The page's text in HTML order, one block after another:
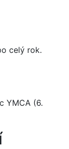
celý rok.
YMCA (6.